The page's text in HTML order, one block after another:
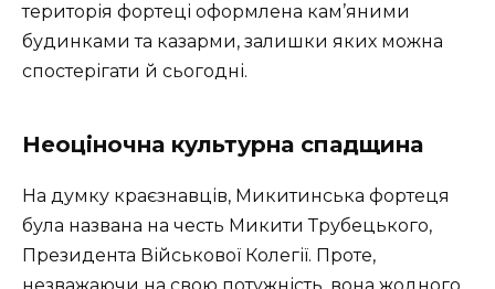
територія фортеці оформлена кам’яними
будинками та казарми, залишки яких можна
спостерігати й сьогодні.
Неоціночна культурна спадщина
На думку краєзнавців, Микитинська фортеця
була названа на честь Микити Трубецького,
Президента Військової Колегії. Проте,